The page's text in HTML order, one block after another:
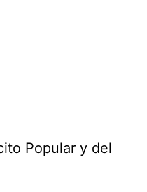
Popular y del